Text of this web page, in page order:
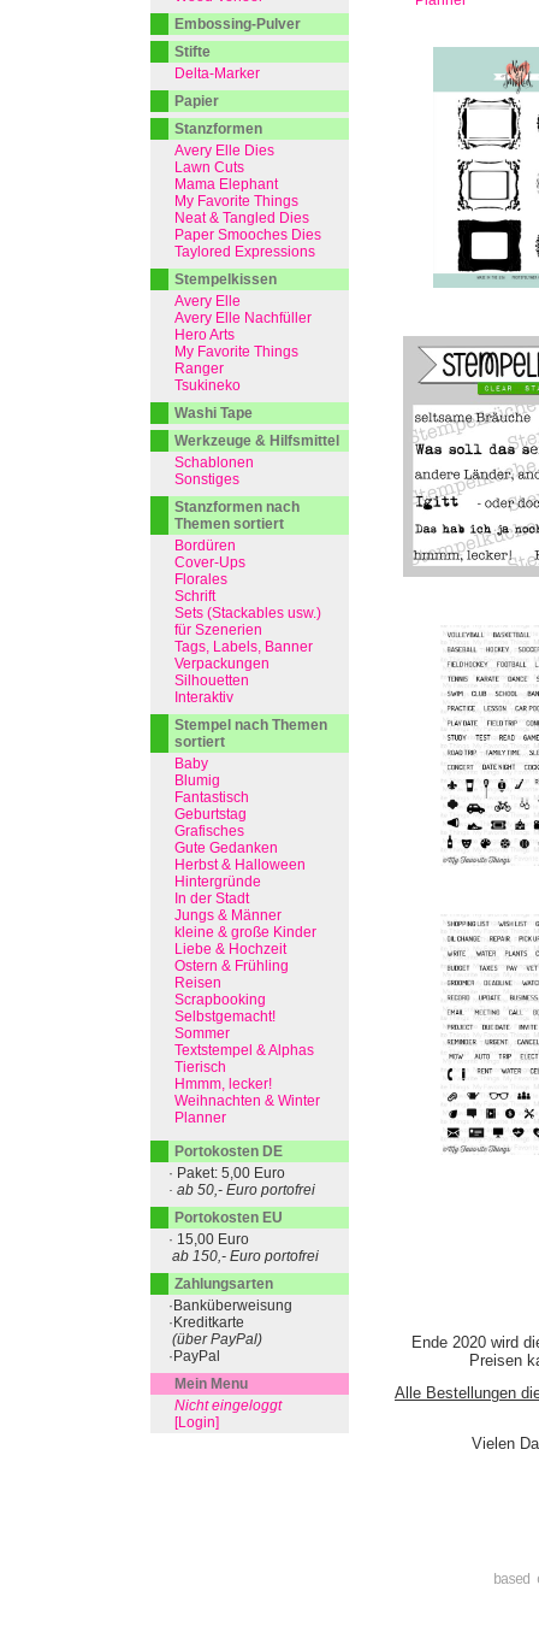
Ende 2020 wird
Preisen
Alle Bestellungen
Vielen
Embossing-Pulver
Stifte
Delta-Marker
Papier
Stanzformen
Avery Elle Dies
Lawn Cuts
Mama Elephant
My Favorite Things
Neat & Tangled Dies
Paper Smooches Dies
Taylored Expressions
Stempelkissen
Avery Elle
Avery Elle Nachfüller
Hero Arts
My Favorite Things
Ranger
Tsukineko
Washi Tape
Werkzeuge & Hilfsmittel
Schablonen
Sonstiges
Stanzformen nach
Themen sortiert
Bordüren
Cover-Ups
Florales
Schrift
Sets (Stackables usw.)
für Szenerien
Tags, Labels, Banner
Verpackungen
Silhouetten
Interaktiv
Stempel nach Themen
sortiert
Baby
Blumig
Fantastisch
Geburtstag
Grafisches
Gute Gedanken
Herbst & Halloween
Hintergründe
In der Stadt
Jungs & Männer
kleine & große Kinder
Liebe & Hochzeit
Ostern & Frühling
Reisen
Scrapbooking
Selbstgemacht!
Sommer
Textstempel & Alphas
Tierisch
Hmmm, lecker!
Weihnachten & Winter
Planner
Portokosten DE
· Paket: 5,00 Euro
· ab 50,- Euro portofrei
Portokosten EU
· 15,00 Euro
ab 150,- Euro portofrei
Zahlungsarten
·Banküberweisung
·Kreditkarte
(über PayPal)
·PayPal
Mein Menu
Nicht eingeloggt
[Login]